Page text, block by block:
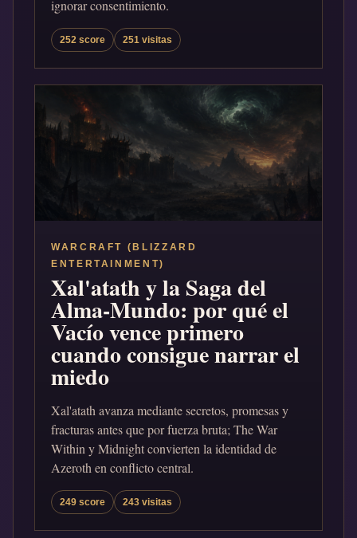
ignorar consentimiento.
252 score 251 visitas
WARCRAFT (BLIZZARD
ENTERTAINMENT)
Xal'atath y la Saga del
Alma-Mundo: por qué el
Vacío vence primero
cuando consigue narrar el
miedo
Xal'atath avanza mediante secretos, promesas y
fracturas antes que por fuerza bruta; The War
Within y Midnight convierten la identidad de
Azeroth en conflicto central.
249 score 243 visitas